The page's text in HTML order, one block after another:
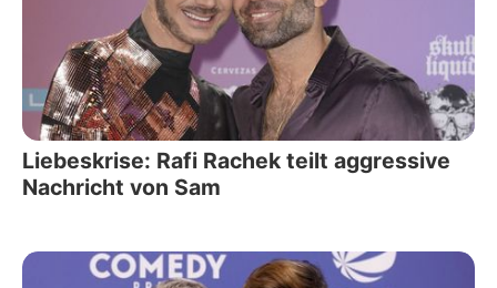
Liebeskrise: Rafi Rachek teilt aggressive
Nachricht von Sam